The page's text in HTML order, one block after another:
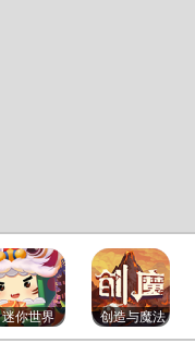
迷你世界 创造与魔法